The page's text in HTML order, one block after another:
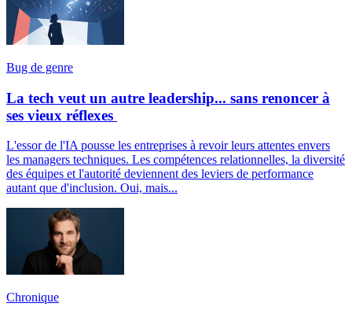
Bug de genre
La tech veut un autre leadership... sans renoncer à
ses vieux réflexes
L'essor de l'IA pousse les entreprises à revoir leurs attentes envers
les managers techniques. Les compétences relationnelles, la diversité
des équipes et l'autorité deviennent des leviers de performance
autant que d'inclusion. Oui, mais...
Chronique